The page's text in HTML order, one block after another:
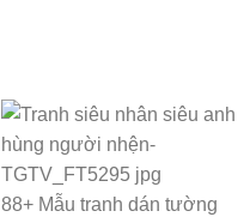
88+ Mẫu tranh dán tường